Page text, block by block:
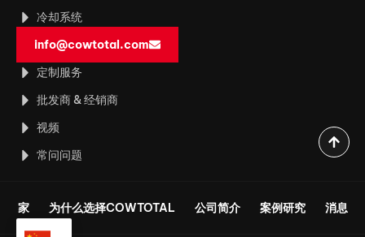
冷却系统
info@cowtotal.com
定制服务
批发商 & 经销商
视频
常问问题
家 为什么选择COWTOTAL 公司简介 案例研究 消息